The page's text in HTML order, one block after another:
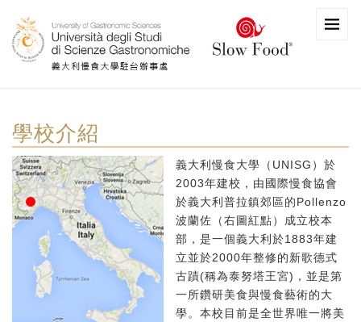
學校介紹
義大利慢食大學（UNISG）於
2003年建校，由國際慢食協會
於義大利普拉鎮郊區的Pollenzo
波蘭佐（右圖紅點）成立校本
部，是一個義大利於1883年建
立並於2000年整修的新歌德式
古蹟(稱為泰努塔王宮)，並是第
一所鑽研美食與慢食藝術的大
學。本校目前是全世界唯一將美